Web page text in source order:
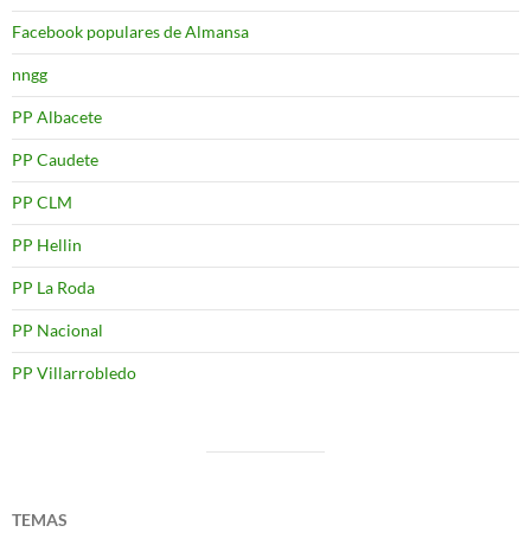
Facebook populares de Almansa
nngg
PP Albacete
PP Caudete
PP CLM
PP Hellin
PP La Roda
PP Nacional
PP Villarrobledo
TEMAS